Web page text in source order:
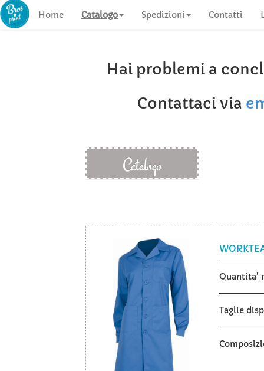
Home Catalogo Spedizioni Contatti
Hai problemi a
Contattaci via
Catalogo
Quantita'
Taglie